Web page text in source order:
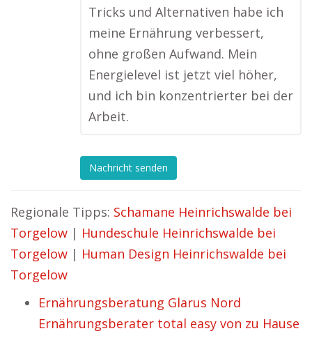
Tricks und Alternativen habe ich
meine Ernährung verbessert,
ohne großen Aufwand. Mein
Energielevel ist jetzt viel höher,
und ich bin konzentrierter bei der
Arbeit.
Nachricht senden
Regionale Tipps: Schamane Heinrichswalde bei
Torgelow | Hundeschule Heinrichswalde bei
Torgelow | Human Design Heinrichswalde bei
Torgelow
Ernährungsberatung Glarus Nord
Ernährungsberater total easy von zu Hause